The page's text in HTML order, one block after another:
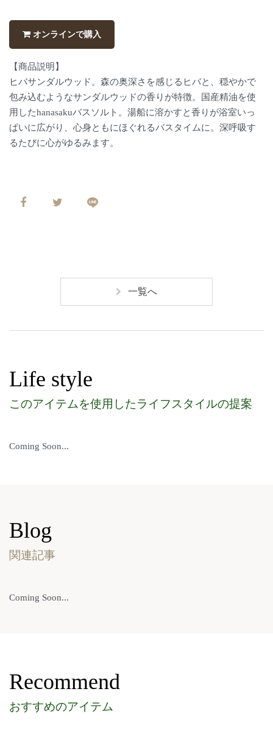
オンラインで購入
【商品説明】
ヒバサンダルウッド。森の奥深さを感じるヒバと、穏やかで
包み込むようなサンダルウッドの香りが特徴。国産精油を使
用したhanasakuバスソルト。湯船に溶かすと香りが浴室いっ
ぱいに広がり、心身ともにほぐれるバスタイムに。深呼吸す
るたびに心がゆるみます。
一覧へ
Life style
このアイテムを使用したライフスタイルの提案
Coming Soon...
Blog
関連記事
Coming Soon...
Recommend
おすすめのアイテム